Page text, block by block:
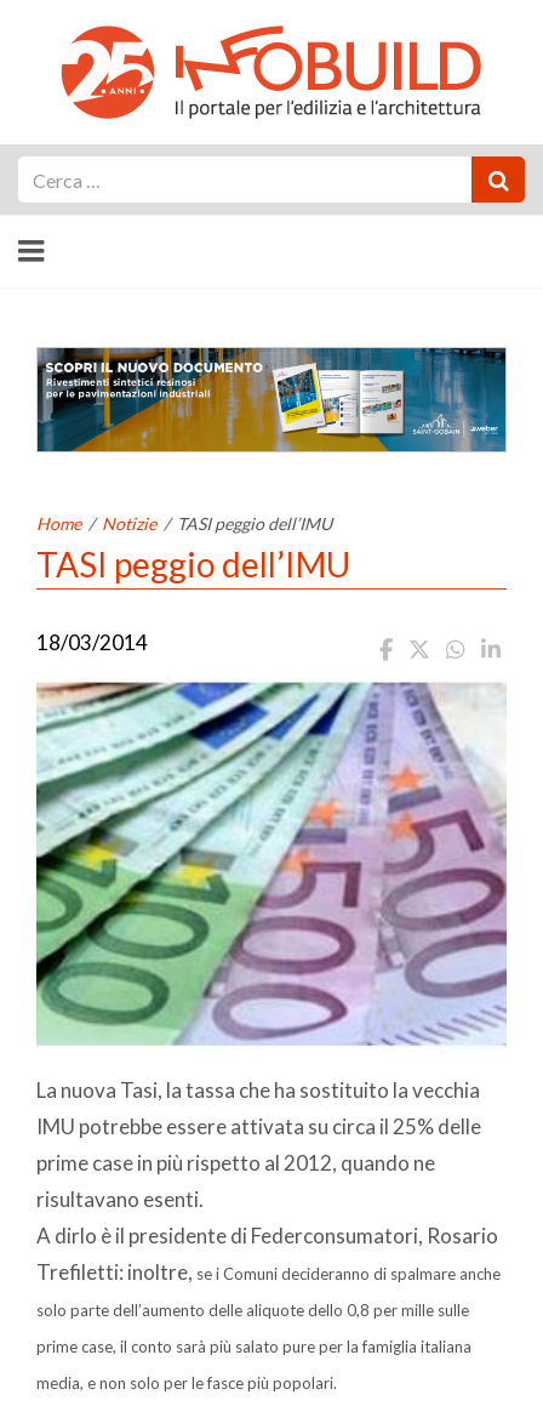
Home / Notizie / TASI peggio dell’IMU
TASI peggio dell’IMU
18/03/2014
La nuova Tasi, la tassa che ha sostituito la vecchia
IMU potrebbe essere attivata su circa il 25% delle
prime case in più rispetto al 2012, quando ne
risultavano esenti.
A dirlo è il presidente di Federconsumatori, Rosario
Trefiletti: inoltre, se i Comuni decideranno di spalmare anche
solo parte dell’aumento delle aliquote dello 0,8 per mille sulle
prime case, il conto sarà più salato pure per la famiglia italiana
media, e non solo per le fasce più popolari.